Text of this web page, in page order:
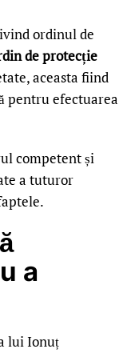
ordinul de
de protecție
aceasta fiind
pentru efectuarea
competent și
a tuturor
a
lui Ionuț